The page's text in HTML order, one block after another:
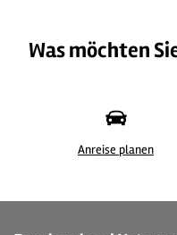
Was möchten
Anreise planen